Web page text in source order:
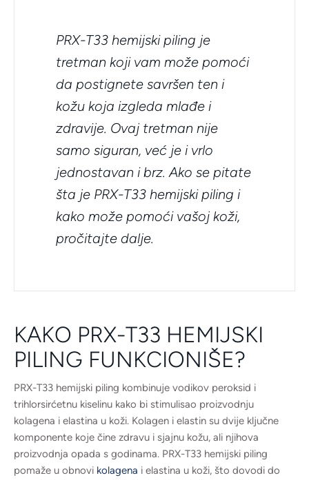
PRX-T33 hemijski piling je
tretman koji vam može pomoći
da postignete savršen ten i
kožu koja izgleda mlađe i
zdravije. Ovaj tretman nije
samo siguran, već je i vrlo
jednostavan i brz. Ako se pitate
šta je PRX-T33 hemijski piling i
kako može pomoći vašoj koži,
pročitajte dalje.
KAKO PRX-T33 HEMIJSKI
PILING FUNKCIONIŠE?
PRX-T33 hemijski piling kombinuje vodikov peroksid i
trihlorsirćetnu kiselinu kako bi stimulisao proizvodnju
kolagena i elastina u koži. Kolagen i elastin su dvije ključne
komponente koje čine zdravu i sjajnu kožu, ali njihova
proizvodnja opada s godinama. PRX-T33 hemijski piling
pomaže u obnovi kolagena i elastina u koži, što dovodi do